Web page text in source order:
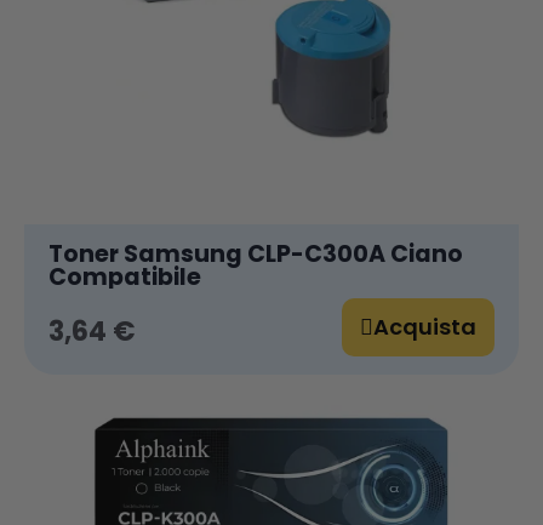
Toner Samsung CLP-C300A Ciano
Compatibile
3,64 € Acquista